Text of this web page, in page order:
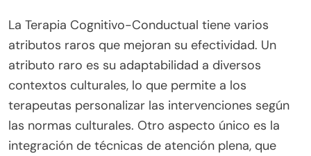
La Terapia Cognitivo-Conductual tiene varios
atributos raros que mejoran su efectividad. Un
atributo raro es su adaptabilidad a diversos
contextos culturales, lo que permite a los
terapeutas personalizar las intervenciones según
las normas culturales. Otro aspecto único es la
integración de técnicas de atención plena, que